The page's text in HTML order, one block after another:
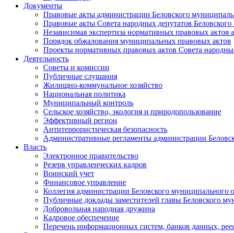
Документы
Правовые акты администрации Беловского
Правовые акты Совета народных депутатов
Независимая экспертиза нормативных правовых
Порядок обжалования муниципальных правовых актов
Проекты нормативных правовых актов Совета
Деятельность
Советы и комиссии
Публичные слушания
Жилищно-коммунальное хозяйство
Национальная политика
Муниципальный контроль
Сельское хозяйство, экология и природопользование
Эффективный регион
Антитеррористическая безопасность
Административные регламенты администрации
Власть
Электронное правительство
Резерв управленческих кадров
Воинский учет
Финансовое управление
Коллегия администрации Беловского муниципального
Публичные доклады заместителей главы Беловского
Добровольная народная дружина
Кадровое обеспечение
Перечень информационных систем, банков данных,